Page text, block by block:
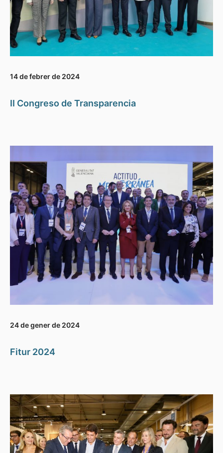
14 de febrer de 2024
II Congreso de Transparencia
24 de gener de 2024
Fitur 2024